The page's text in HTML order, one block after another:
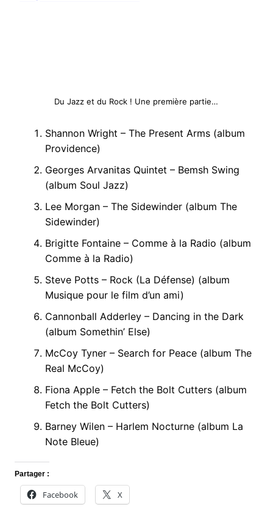
Du Jazz et du Rock ! Une première partie…
Shannon Wright – The Present Arms (album
Providence)
Georges Arvanitas Quintet – Bemsh Swing
(album Soul Jazz)
Lee Morgan – The Sidewinder (album The
Sidewinder)
Brigitte Fontaine – Comme à la Radio (album
Comme à la Radio)
Steve Potts – Rock (La Défense) (album
Musique pour le film d’un ami)
Cannonball Adderley – Dancing in the Dark
(album Somethin’ Else)
McCoy Tyner – Search for Peace (album The
Real McCoy)
Fiona Apple – Fetch the Bolt Cutters (album
Fetch the Bolt Cutters)
Barney Wilen – Harlem Nocturne (album La
Note Bleue)
Partager :
Facebook X